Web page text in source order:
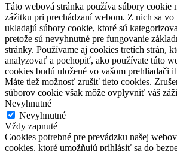
Táto webová stránka používa súbory cookie
zážitku pri prechádzaní webom. Z nich sa vo
ukladajú súbory cookie, ktoré sú
pretože sú nevyhnutné pre fungovanie
stránky. Používame aj cookies tretích strán,
analyzovať a pochopiť, ako používate túto
cookies budú uložené vo vašom prehliadači
Máte tiež možnosť zrušiť tieto cookies.
súborov cookie však môže ovplyvniť váš
Nevyhnutné
Nevyhnutné
Vždy zapnuté
Cookies potrebné pre prevádzku našej
cookies, ktoré umožňujú prihlásiť sa do